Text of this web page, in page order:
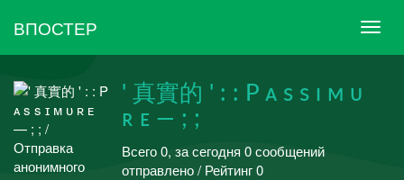
ВПОСТЕР
' 真實的 ' : : P ᴀ s s ɪ ᴍ ᴜ
ʀ ᴇ — ; ;
Всего 0, за сегодня 0 сообщений
отправлено / Рейтинг 0